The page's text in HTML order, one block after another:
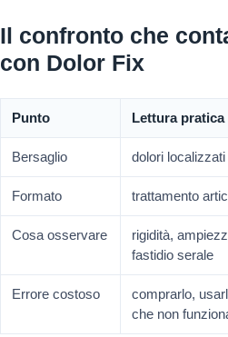
Il confronto che
con Dolor Fix
Punto Lettura pratica
Bersaglio dolori
Formato trattamento
Cosa osservare
rigidità,
fastidio serale
Errore costoso
comprarlo,
che non